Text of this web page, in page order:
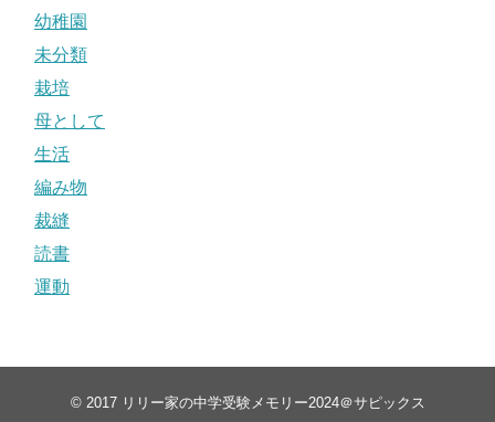
幼稚園
未分類
栽培
母として
生活
編み物
裁縫
読書
運動
© 2017 リリー家の中学受験メモリー2024＠サピックス